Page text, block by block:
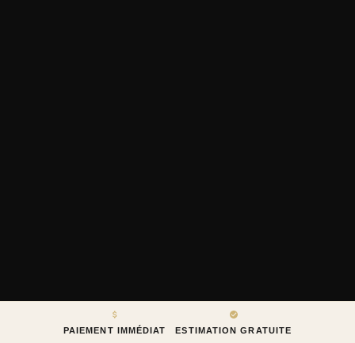
PAIEMENT IMMÉDIAT ESTIMATION GRATUITE